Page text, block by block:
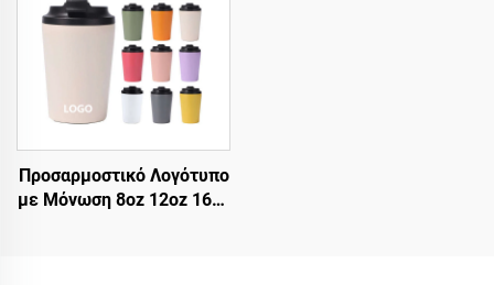
στεγανό καπάκι, straw &
λαβή για ταξίδι
Προσαρμοστικό Λογότυπο
με Μόνωση 8oz 12oz 16oz